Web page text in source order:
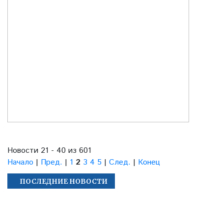
Новости 21 - 40 из 601
Начало | Пред. | 1 2 3 4 5 | След. | Конец
ПОСЛЕДНИЕ НОВОСТИ